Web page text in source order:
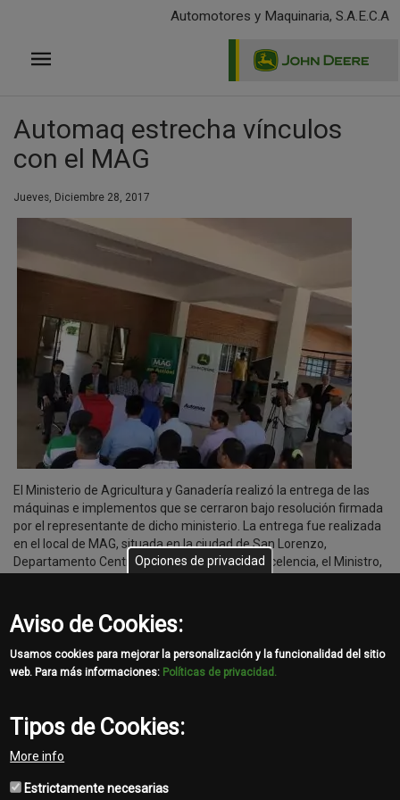
principal
Automotores y Maquinaria, S.A.E.C.A
Automaq estrecha vínculos
con el MAG
Jueves, Diciembre 28, 2017
El Ministerio de Agricultura y Ganadería realizó la entrega de las
máquinas e implementos que se cerraron bajo resolución firmada
por el representante de dicho ministerio. La entrega fue realizada
en el local de MAG, situada en la ciudad de San Lorenzo,
Departamento Central; encabezado por su Excelencia, el Ministro,
productores de distintos puntos del país.
Galería de imágenes.
Share
Opciones de privacidad
Aviso de Cookies:
Usamos cookies para mejorar la personalización y la funcionalidad del sitio
web. Para más informaciones: Políticas de privacidad.
Tipos de Cookies:
More info
Estrictamente necesarias